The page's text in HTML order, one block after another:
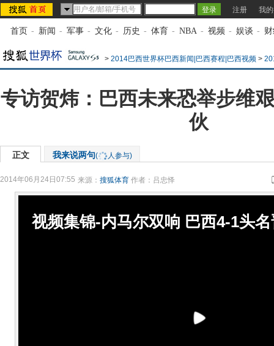
注册 我
首页 - 新闻 - 军事 - 文化 - 历史 - 体育 - NBA - 视频 - 娱谈 -
> 2014巴西世界杯巴西新闻|巴西赛程|巴西视频 >
专访贺炜：巴西未来恐举步维
伙
正文 我来说两句( 人参与)
2014年06月24日07:55 来源： 搜狐体育 作者：吕忠怿
视频集锦-内马尔双响 巴西4-1头